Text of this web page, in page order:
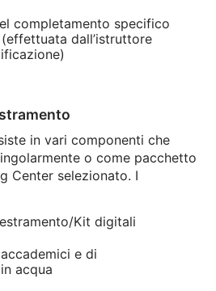
completamento specifico
dall’istruttore
in vari componenti che
o come pacchetto
Center selezionato. I
Kit digitali
e di
acqua